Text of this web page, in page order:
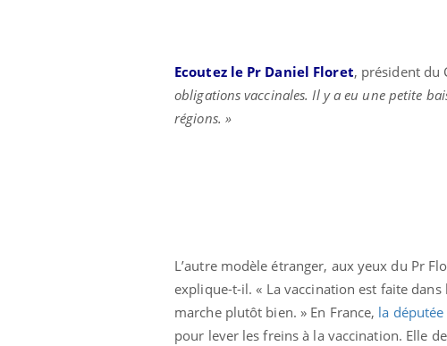
Ecoutez le Pr Daniel Floret, président du
obligations vaccinales. Il y a eu une petite
régions. »
L’autre modèle étranger, aux yeux du Pr
explique-t-il. « La vaccination est faite
marche plutôt bien. » En France, la députée
pour lever les freins à la vaccination. Elle